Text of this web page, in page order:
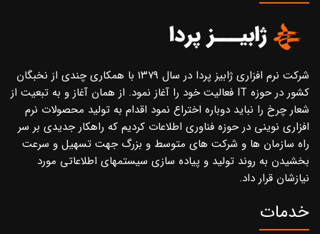
شرکت نرم افزاری ژابیز پردا در سال ۱۳۷۹ با همکاری چندی از نخبگان
کشور در حوزه IT فعالیت خود را آغاز نمود. از همان آغاز و به تبعیت از
شعار چرخ را نباید دوباره اختراع نمود اقدام به تولید محصولات نرم
افزاری نوینی در حوزه فناوری اطلاعات کردیم که راهکار جدیدی بر سر
راه سازمان ها و شرکت های متوسط و بزرگ جهت تسهیل و سرعت
بخشیدن به روند تولید و پیاده سازی سیستمهای اطلاعاتی مورد
نیازشان قرار داد.
خدمات